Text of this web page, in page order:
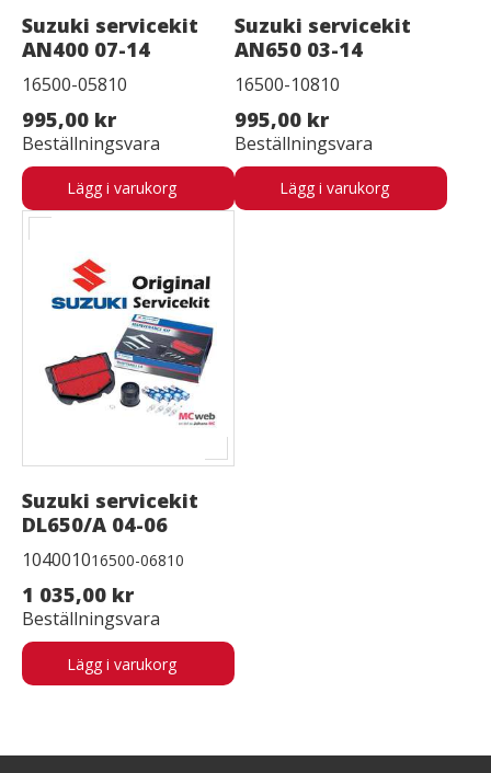
Suzuki servicekit
AN400 07-14
16500-05810
995,00 kr
Beställningsvara
Lägg i varukorg
Suzuki servicekit
AN650 03-14
16500-10810
995,00 kr
Beställningsvara
Lägg i varukorg
Suzuki servicekit
DL650/A 04-06
104001016500-06810
1 035,00 kr
Beställningsvara
Lägg i varukorg